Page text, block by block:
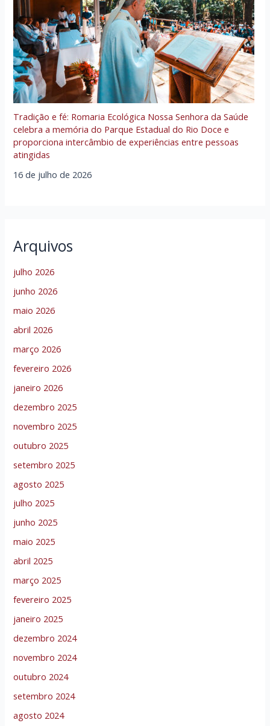
Tradição e fé: Romaria Ecológica Nossa Senhora da Saúde
celebra a memória do Parque Estadual do Rio Doce e
proporciona intercâmbio de experiências entre pessoas
atingidas
16 de julho de 2026
Arquivos
julho 2026
junho 2026
maio 2026
abril 2026
março 2026
fevereiro 2026
janeiro 2026
dezembro 2025
novembro 2025
outubro 2025
setembro 2025
agosto 2025
julho 2025
junho 2025
maio 2025
abril 2025
março 2025
fevereiro 2025
janeiro 2025
dezembro 2024
novembro 2024
outubro 2024
setembro 2024
agosto 2024